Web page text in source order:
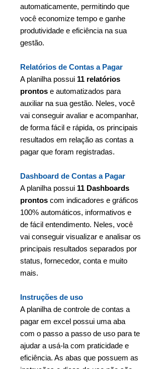
automaticamente, permitindo que
você economize tempo e ganhe
produtividade e eficiência na sua
gestão.
Relatórios de Contas a Pagar
A planilha possui 11 relatórios
prontos e automatizados para
auxiliar na sua gestão. Neles, você
vai conseguir avaliar e acompanhar,
de forma fácil e rápida, os principais
resultados em relação as contas a
pagar que foram registradas.
Dashboard de Contas a Pagar
A planilha possui 11 Dashboards
prontos com indicadores e gráficos
100% automáticos, informativos e
de fácil entendimento. Neles, você
vai conseguir visualizar e analisar os
principais resultados separados por
status, fornecedor, conta e muito
mais.
Instruções de uso
A planilha de controle de contas a
pagar em excel possui uma aba
com o passo a passo de uso para te
ajudar a usá-la com praticidade e
eficiência. As abas que possuem as